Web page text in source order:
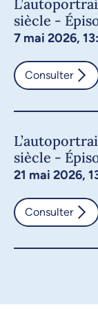
siècle -
7 mai 2026,
Consulter
siècle -
21 mai 2026,
Consulter